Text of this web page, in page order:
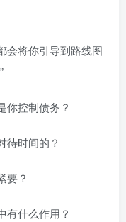
会将你引导到路线图
你控制债务？
待时间的？
要？
有什么作用？